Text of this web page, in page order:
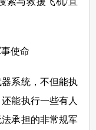
使命
系统，不但能执
能执行一些有人
承担的非常规军